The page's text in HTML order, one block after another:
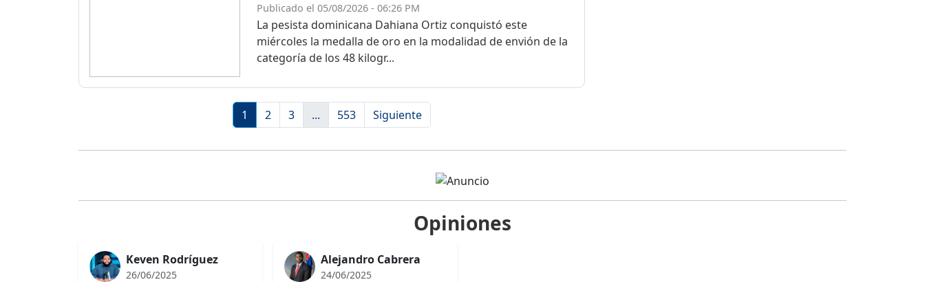
Publicado el 05/08/2026 - 06:26 PM
La pesista dominicana Dahiana Ortiz conquistó este
miércoles la medalla de oro en la modalidad de envión de la
categoría de los 48 kilogr...
1 2 3 ... 553 Siguiente
Opiniones
Keven Rodríguez
26/06/2025
Alejandro Cabrera
24/06/2025